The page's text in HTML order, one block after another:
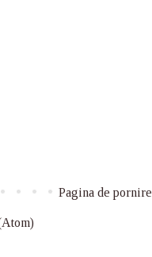
Pagina de pornire